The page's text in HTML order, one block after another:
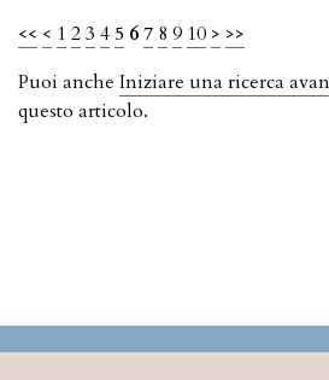
<< < 1 23 4 5 67 8 9 10 > >>
Puoi anche Iniziare una ricerca
questo articolo.